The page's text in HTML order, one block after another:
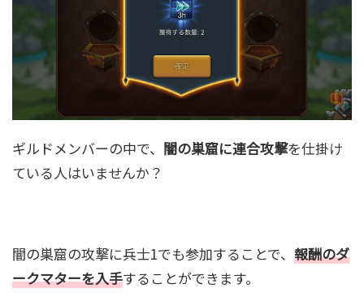
ギルドメンバーの中で、 闇の巣窟に連合攻撃を仕掛け
ている人はいませんか？
闇の巣窟の攻撃に兵士1でも参加することで、 報酬のダ
ークマターを入手することができます。